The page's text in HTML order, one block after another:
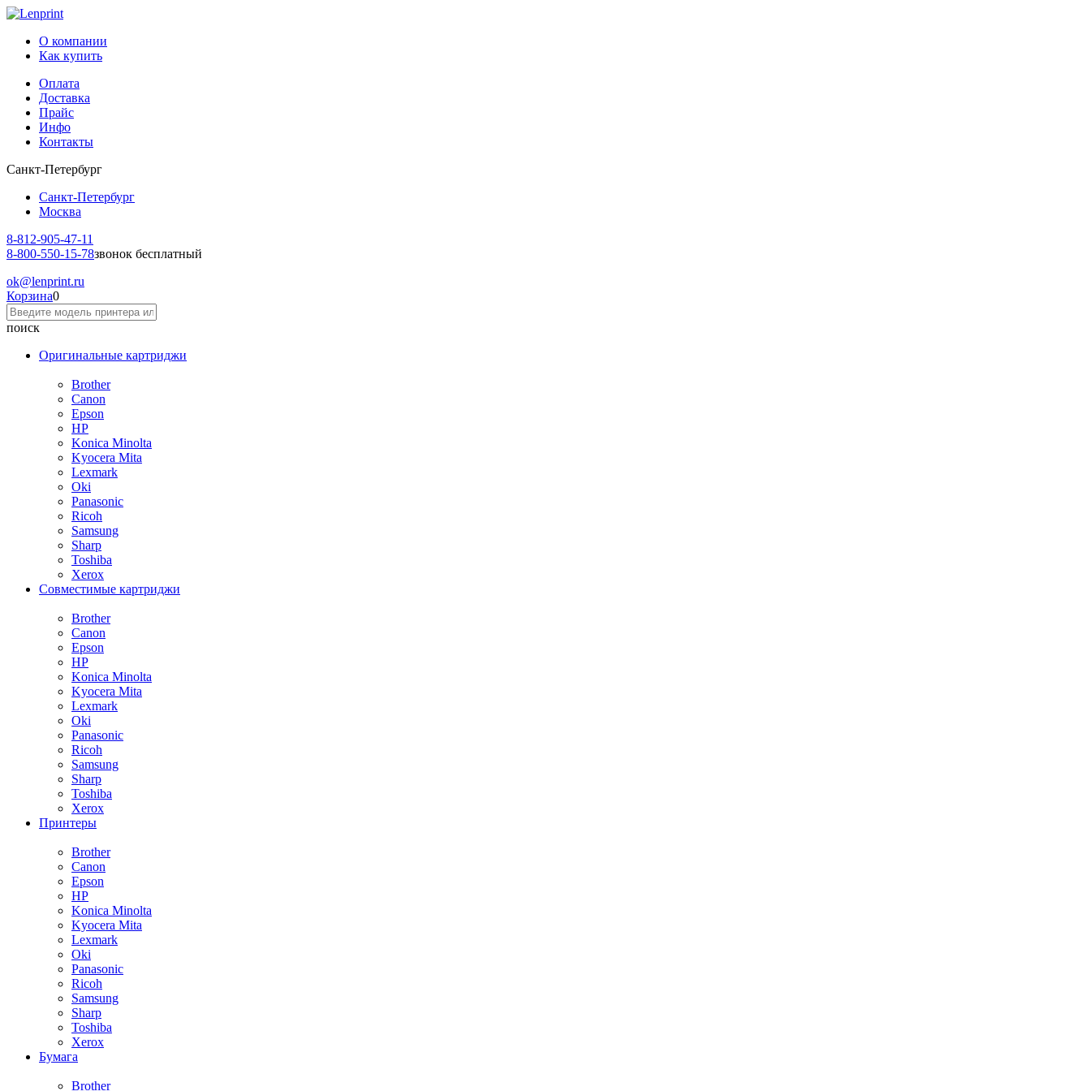
О компании
Как купить
Оплата
Доставка
Прайс
Инфо
Контакты
Санкт-Петербург
Санкт-Петербург
Москва
8-812-905-47-11
8-800-550-15-78звонок бесплатный
ok@lenprint.ru
Корзина0
поиск
Оригинальные картриджи
Brother
Canon
Epson
HP
Konica Minolta
Kyocera Mita
Lexmark
Oki
Panasonic
Ricoh
Samsung
Sharp
Toshiba
Xerox
Совместимые картриджи
Brother
Canon
Epson
HP
Konica Minolta
Kyocera Mita
Lexmark
Oki
Panasonic
Ricoh
Samsung
Sharp
Toshiba
Xerox
Принтеры
Brother
Canon
Epson
HP
Konica Minolta
Kyocera Mita
Lexmark
Oki
Panasonic
Ricoh
Samsung
Sharp
Toshiba
Xerox
Бумага
Brother